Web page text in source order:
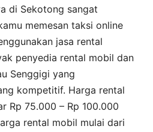
di Sekotong sangat
memesan taksi online
jasa rental
penyedia rental mobil dan
Senggigi yang
kompetitif. Harga rental
Rp 75.000 – Rp 100.000
rental mobil mulai dari